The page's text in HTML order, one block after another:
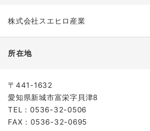
株式会社スエヒロ産業
所在地
〒441-1632
愛知県新城市富栄字貝津8
TEL：0536-32-0506
FAX：0536-32-0695